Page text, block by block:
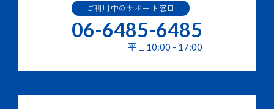
ご利用中のサポート窓口
06-6485-6485
平日 10:00 - 17:00